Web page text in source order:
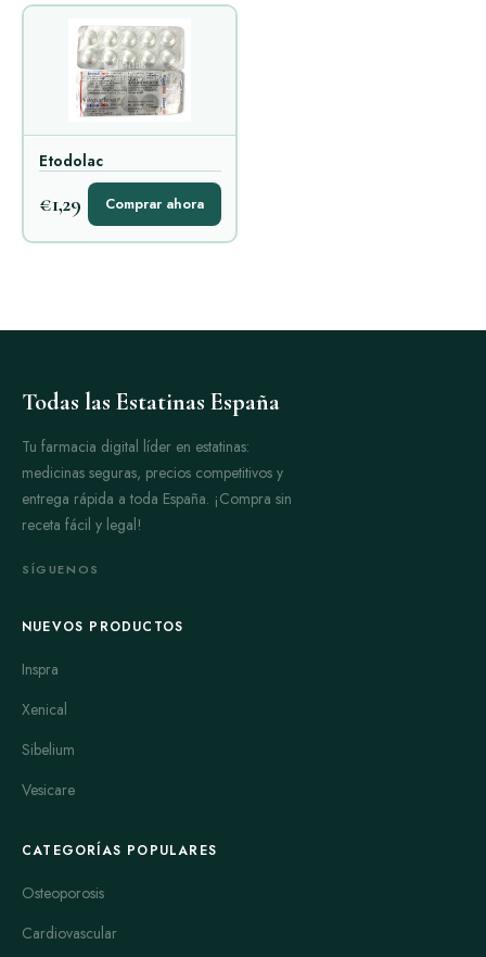
Etodolac
€1,29 Comprar ahora
Todas las Estatinas España
Tu farmacia digital líder en estatinas:
medicinas seguras, precios competitivos y
entrega rápida a toda España. ¡Compra sin
receta fácil y legal!
SÍGUENOS
NUEVOS PRODUCTOS
Inspra
Xenical
Sibelium
Vesicare
CATEGORÍAS POPULARES
Osteoporosis
Cardiovascular